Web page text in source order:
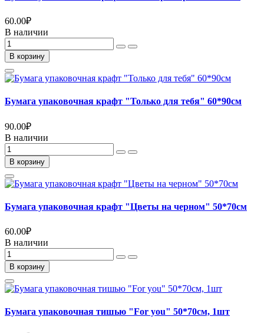
60.00₽
В наличии
В корзину
Бумага упаковочная крафт "Только для тебя" 60*90см
90.00₽
В наличии
В корзину
Бумага упаковочная крафт "Цветы на черном" 50*70см
60.00₽
В наличии
В корзину
Бумага упаковочная тишью "For you" 50*70см, 1шт